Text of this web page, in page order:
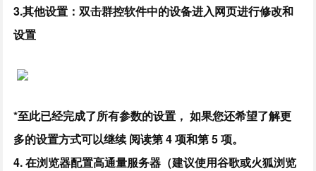
3.其他设置：双击群控软件中的设备进入网页进行修改和
设置
*至此已经完成了所有参数的设置， 如果您还希望了解更
多的设置方式可以继续 阅读第 4 项和第 5 项。
4. 在浏览器配置高通量服务器（建议使用谷歌或火狐浏览